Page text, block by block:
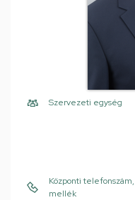
Szervezeti egység
Központi telefonszám,
mellék